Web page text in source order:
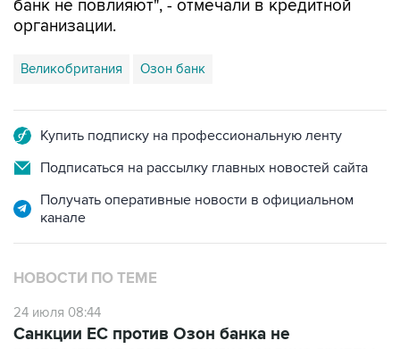
Великобритания
Подписаться на рассылку главных новостей сайта
Получать оперативные новости в официальном
НОВОСТИ ПО ТЕМЕ
24 июля 08:44
распространяются на другие юрлица группы
Ozon